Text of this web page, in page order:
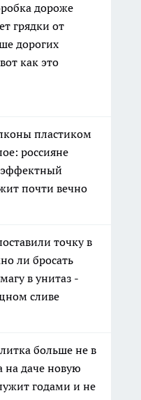
дороже
грядки от
дорогих
как это
пластиком
россияне
почти вечно
точку в
ли бросать
в унитаз -
сливе
больше не в
на даче новую
годами и не